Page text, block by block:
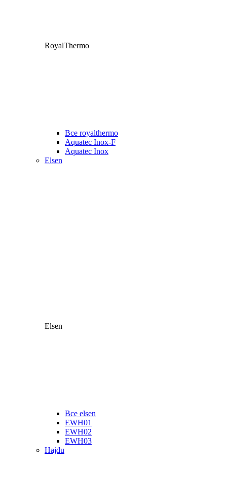
RoyalThermo
Все royalthermo
Aquatec Inox-F
Aquatec Inox
Elsen
Elsen
Все elsen
EWH01
EWH02
EWH03
Hajdu